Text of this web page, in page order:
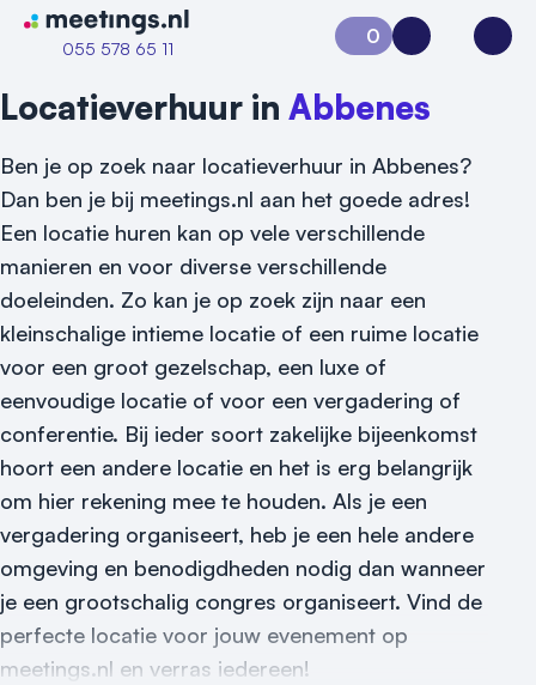
Naar home van Meetings
055 578 65 11
Vraag locatie aan
Locatiegids
Meld locatie aan
Nieuws
0
Aanvraag 0Inloggen
Locatieverhuur in Abbenes
Ben je op zoek naar locatieverhuur in Abbenes?
Dan ben je bij meetings.nl aan het goede adres!
Een locatie huren kan op vele verschillende
manieren en voor diverse verschillende
doeleinden. Zo kan je op zoek zijn naar een
kleinschalige intieme locatie of een ruime locatie
voor een groot gezelschap, een luxe of
eenvoudige locatie of voor een vergadering of
conferentie. Bij ieder soort zakelijke bijeenkomst
hoort een andere locatie en het is erg belangrijk
om hier rekening mee te houden. Als je een
vergadering organiseert, heb je een hele andere
omgeving en benodigdheden nodig dan wanneer
je een grootschalig congres organiseert. Vind de
perfecte locatie voor jouw evenement op
meetings.nl en verras iedereen!